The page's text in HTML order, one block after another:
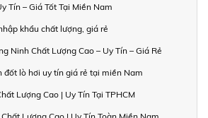
Tín – Giá Tốt Tại Miền Nam
khẩu chất lượng, giá rẻ
Ninh Chất Lượng Cao – Uy Tín – Giá Rẻ
đốt lò hơi uy tín giá rẻ tại miền Nam
Lượng Cao | Uy Tín Tại TPHCM